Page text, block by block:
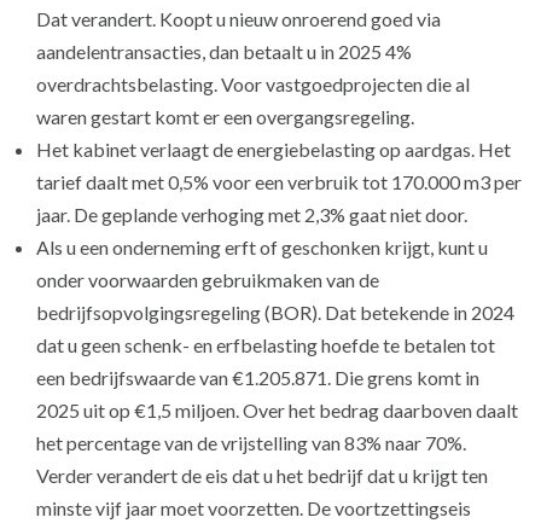
Dat verandert. Koopt u nieuw onroerend goed via
aandelentransacties, dan betaalt u in 2025 4%
overdrachtsbelasting. Voor vastgoedprojecten die al
waren gestart komt er een overgangsregeling.
Het kabinet verlaagt de energiebelasting op aardgas. Het
tarief daalt met 0,5% voor een verbruik tot 170.000 m3 per
jaar. De geplande verhoging met 2,3% gaat niet door.
Als u een onderneming erft of geschonken krijgt, kunt u
onder voorwaarden gebruikmaken van de
bedrijfsopvolgingsregeling (BOR). Dat betekende in 2024
dat u geen schenk- en erfbelasting hoefde te betalen tot
een bedrijfswaarde van €1.205.871. Die grens komt in
2025 uit op €1,5 miljoen. Over het bedrag daarboven daalt
het percentage van de vrijstelling van 83% naar 70%.
Verder verandert de eis dat u het bedrijf dat u krijgt ten
minste vijf jaar moet voorzetten. De voortzettingseis